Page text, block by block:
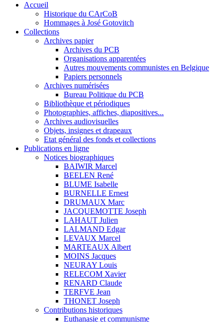
Accueil
Historique du CArCoB
Hommages à José Gotovitch
Collections
Archives papier
Archives du PCB
Organisations apparentées
Autres mouvements communistes en Belgique
Papiers personnels
Archives numérisées
Bureau Politique du PCB
Bibliothèque et périodiques
Photographies, affiches, diapositives...
Archives audiovisuelles
Objets, insignes et drapeaux
Etat général des fonds et collections
Publications en ligne
Notices biographiques
BAIWIR Marcel
BEELEN René
BLUME Isabelle
BURNELLE Ernest
DRUMAUX Marc
JACQUEMOTTE Joseph
LAHAUT Julien
LALMAND Edgar
LEVAUX Marcel
MARTEAUX Albert
MOINS Jacques
NEURAY Louis
RELECOM Xavier
RENARD Claude
TERFVE Jean
THONET Joseph
Contributions historiques
Euthanasie et communisme